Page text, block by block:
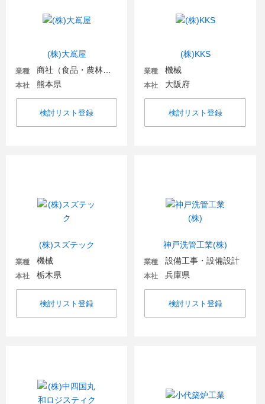
(株)大嶌屋
業種
本社 熊本県
検討リスト登録
(株)KKS
業種 機械
本社 大阪府
検討リスト登録
(株)スズテック
業種 機械
本社 栃木県
検討リスト登録
神戸洗管工業(株)
業種 設備工事・設備設計
本社 兵庫県
検討リスト登録